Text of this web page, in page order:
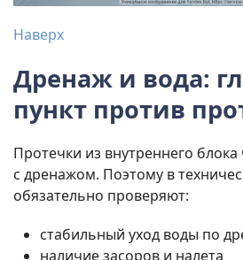
Наверх
Дренаж и вода:
пункт против
Протечки из внутреннего
с дренажом. Поэтому в
обязательно проверяют:
стабильный уход воды по
наличие засоров и налета